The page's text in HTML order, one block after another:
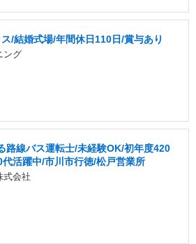
/結婚式場/年間休日110日/賞与あり
ング
路線バス運転士/未経験OK/初年度420
活躍中/市川市行徳/松戸営業所
式会社